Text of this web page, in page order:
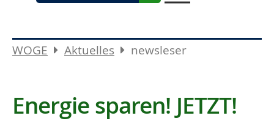
WOGE Aktuelles newsleser
Energie sparen! JETZT!